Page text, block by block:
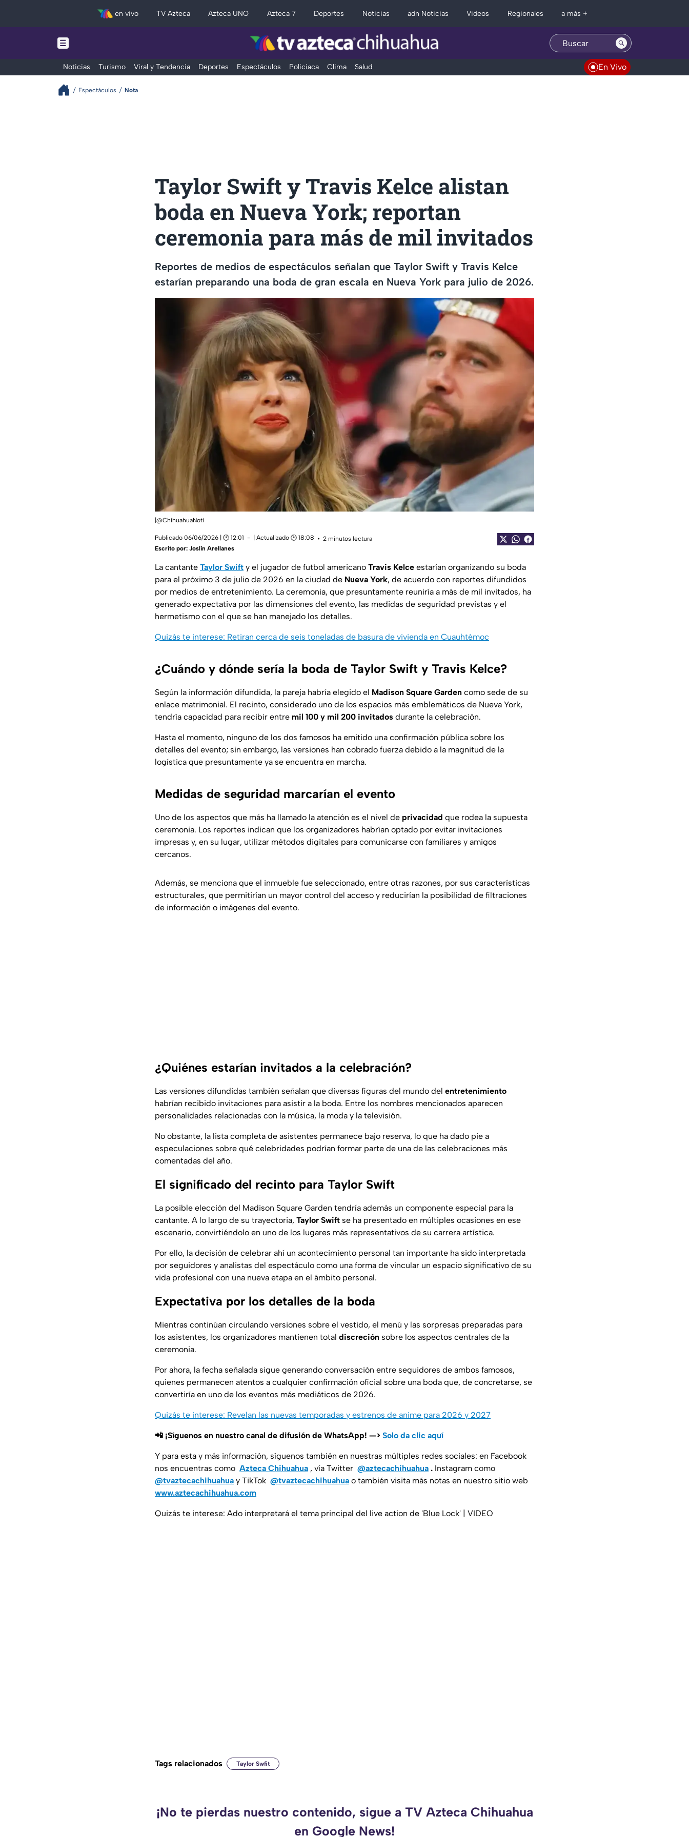
en vivo TV Azteca Azteca UNO Azteca 7 Deportes Noticias adn Noticias Videos Regionales a más +
Noticias Turismo Viral y Tendencia Deportes Espectáculos Policiaca Clima Salud En Vivo
Espectáculos Nota
Taylor Swift y Travis Kelce alistan
boda en Nueva York; reportan
ceremonia para más de mil invitados
Reportes de medios de espectáculos señalan que Taylor Swift y Travis Kelce
estarían preparando una boda de gran escala en Nueva York para julio de 2026.
|@ChihuahuaNoti
Publicado 06/06/2026 | 🕑 12:01 | Actualizado 🕑 18:08
2 minutos lectura
Escrito por: Joslin Arellanes
La cantante Taylor Swift y el jugador de futbol americano Travis Kelce estarían organizando su boda
para el próximo 3 de julio de 2026 en la ciudad de Nueva York, de acuerdo con reportes difundidos
por medios de entretenimiento. La ceremonia, que presuntamente reuniría a más de mil invitados, ha
generado expectativa por las dimensiones del evento, las medidas de seguridad previstas y el
hermetismo con el que se han manejado los detalles.
Quizás te interese: Retiran cerca de seis toneladas de basura de vivienda en Cuauhtémoc
¿Cuándo y dónde sería la boda de Taylor Swift y Travis Kelce?
Según la información difundida, la pareja habría elegido el Madison Square Garden como sede de su
enlace matrimonial. El recinto, considerado uno de los espacios más emblemáticos de Nueva York,
tendría capacidad para recibir entre mil 100 y mil 200 invitados durante la celebración.
Hasta el momento, ninguno de los dos famosos ha emitido una confirmación pública sobre los
detalles del evento; sin embargo, las versiones han cobrado fuerza debido a la magnitud de la
logística que presuntamente ya se encuentra en marcha.
Medidas de seguridad marcarían el evento
Uno de los aspectos que más ha llamado la atención es el nivel de privacidad que rodea la supuesta
ceremonia. Los reportes indican que los organizadores habrían optado por evitar invitaciones
impresas y, en su lugar, utilizar métodos digitales para comunicarse con familiares y amigos
cercanos.
Además, se menciona que el inmueble fue seleccionado, entre otras razones, por sus características
estructurales, que permitirían un mayor control del acceso y reducirían la posibilidad de filtraciones
de información o imágenes del evento.
¿Quiénes estarían invitados a la celebración?
Las versiones difundidas también señalan que diversas figuras del mundo del entretenimiento
habrían recibido invitaciones para asistir a la boda. Entre los nombres mencionados aparecen
personalidades relacionadas con la música, la moda y la televisión.
No obstante, la lista completa de asistentes permanece bajo reserva, lo que ha dado pie a
especulaciones sobre qué celebridades podrían formar parte de una de las celebraciones más
comentadas del año.
El significado del recinto para Taylor Swift
La posible elección del Madison Square Garden tendría además un componente especial para la
cantante. A lo largo de su trayectoria, Taylor Swift se ha presentado en múltiples ocasiones en ese
escenario, convirtiéndolo en uno de los lugares más representativos de su carrera artística.
Por ello, la decisión de celebrar ahí un acontecimiento personal tan importante ha sido interpretada
por seguidores y analistas del espectáculo como una forma de vincular un espacio significativo de su
vida profesional con una nueva etapa en el ámbito personal.
Expectativa por los detalles de la boda
Mientras continúan circulando versiones sobre el vestido, el menú y las sorpresas preparadas para
los asistentes, los organizadores mantienen total discreción sobre los aspectos centrales de la
ceremonia.
Por ahora, la fecha señalada sigue generando conversación entre seguidores de ambos famosos,
quienes permanecen atentos a cualquier confirmación oficial sobre una boda que, de concretarse, se
convertiría en uno de los eventos más mediáticos de 2026.
Quizás te interese: Revelan las nuevas temporadas y estrenos de anime para 2026 y 2027
📲 ¡Síguenos en nuestro canal de difusión de WhatsApp! —> Solo da clic aquí
Y para esta y más información, síguenos también en nuestras múltiples redes sociales: en Facebook
nos encuentras como Azteca Chihuahua , vía Twitter @aztecachihuahua . Instagram como
@tvaztecachihuahua y TikTok @tvaztecachihuahua o también visita más notas en nuestro sitio web
www.aztecachihuahua.com
Quizás te interese: Ado interpretará el tema principal del live action de 'Blue Lock' | VIDEO
Tags relacionados Taylor Swfit
¡No te pierdas nuestro contenido, sigue a TV Azteca Chihuahua
en Google News!